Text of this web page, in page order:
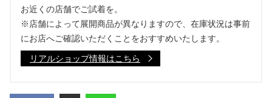
お近くの店舗でご試着を。
※店舗によって展開商品が異なりますので、在庫状況は事前
にお店へご確認いただくことをおすすめいたします。
リアルショップ情報はこちら